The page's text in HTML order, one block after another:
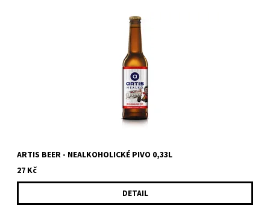
Světlé nealkoholické pivo pro příležitosti, kdy nechceš nebo
nemůžeš. Driver vás překvapí zlatavou barvou, stabilní pěnou i...
ARTIS BEER - NEALKOHOLICKÉ PIVO 0,33L
27 Kč
DETAIL